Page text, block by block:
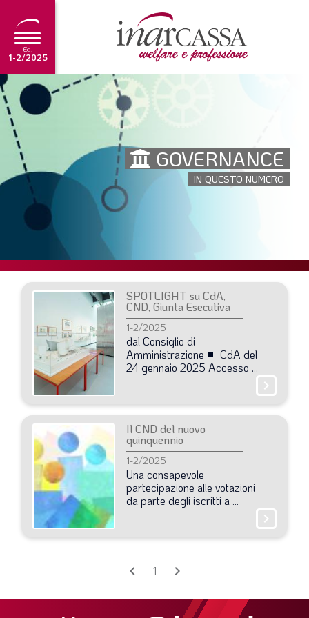
Ed.
1-2/2025
NEWS
EDITORIALE
TUTORIAL
SCADENZARIO
ARCHIVIO
Ultima edizione
1-2/2025
SOMMARIO
EDITORIALE
PREVIDENZA
FOCUS
PROFESSIONE
TERZA PAGINA
LE FOTO DEL FIL ROUGE
IN QUESTO NUMERO
SCENARIO ECONOMICO
SPAZIO APERTO
GOVERNANCE
IN QUESTO NUMERO
SPOTLIGHT su CdA,
CND, Giunta Esecutiva
1-2/2025
dal Consiglio di
Amministrazione ■ CdA del
24 gennaio 2025 Accesso ...
chevron_right
Il CND del nuovo
quinquennio
1-2/2025
Una consapevole
partecipazione alle votazioni
da parte degli iscritti a ...
chevron_right
chevron_left 1 chevron_right